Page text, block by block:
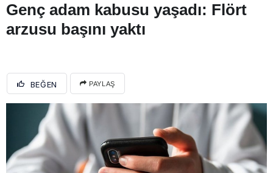
Genç adam kabusu yaşadı: Flört
arzusu başını yaktı
BEĞEN PAYLAŞ